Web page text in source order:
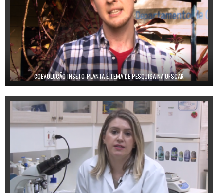
COEVOLUÇÃO INSETO-PLANTA É TEMA DE PESQUISA NA UFSCAR